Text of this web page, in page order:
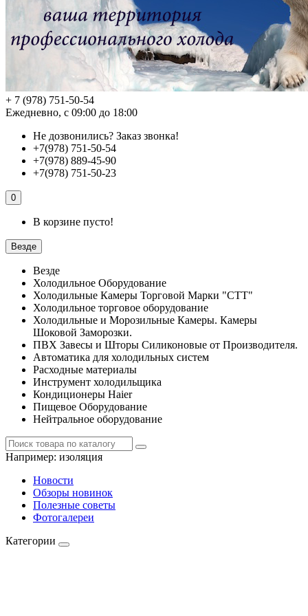
+ 7 (978) 751-50-54
Ежедневно, с 09:00 до 18:00
Не дозвонились? Заказ звонка!
+7(978) 751-50-54
+7(978) 889-45-90
+7(978) 751-50-23
0
В корзине пусто!
Везде
Везде
Холодильное Оборудование
Холодильные Камеры Торговой Марки "СТТ"
Холодильное торговое оборудование
Холодильные и Морозильные Камеры. Камеры
Шоковой Заморозки.
ПВХ Завесы и Шторы Силиконовые от Производителя.
Автоматика для холодильных систем
Расходные материалы
Инструмент холодильщика
Кондиционеры Haier
Пищевое Оборудование
Нейтральное оборудование
Например: изоляция
Новости
Обзоры новинок
Полезные советы
Фотогалереи
Категории